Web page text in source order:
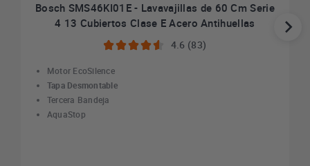
Bosch SMS46KI01E - Lavavajillas de 60 Cm Serie
4 13 Cubiertos Clase E Acero Antihuellas
4.6 (83)
Motor EcoSilence
Tapa Desmontable
Tercera Bandeja
AquaStop